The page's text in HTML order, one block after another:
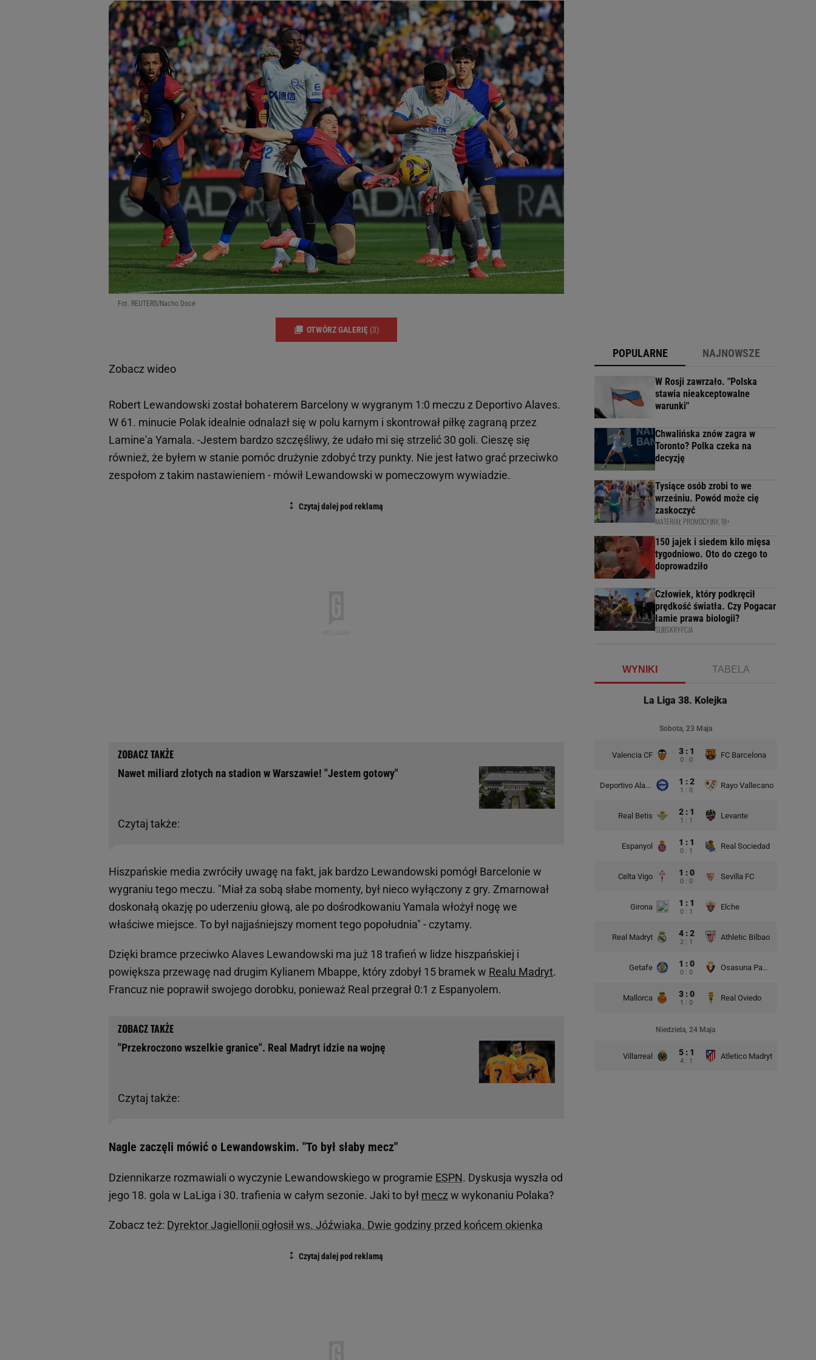
Fot. REUTERS/Nacho Doce
OTWÓRZ GALERIĘ (3)
Zobacz wideo
Robert Lewandowski został bohaterem Barcelony w wygranym 1:0 meczu z Deportivo Alaves.
W 61. minucie Polak idealnie odnalazł się w polu karnym i skontrował piłkę zagraną przez
Lamine'a Yamala. -Jestem bardzo szczęśliwy, że udało mi się strzelić 30 goli. Cieszę się
również, że byłem w stanie pomóc drużynie zdobyć trzy punkty. Nie jest łatwo grać przeciwko
zespołom z takim nastawieniem - mówił Lewandowski w pomeczowym wywiadzie.
Czytaj także:
Nawet miliard złotych na stadion w Warszawie! "Jestem gotowy"
Hiszpańskie media zwróciły uwagę na fakt, jak bardzo Lewandowski pomógł Barcelonie w
wygraniu tego meczu. "Miał za sobą słabe momenty, był nieco wyłączony z gry. Zmarnował
doskonałą okazję po uderzeniu głową, ale po dośrodkowaniu Yamala włożył nogę we
właściwe miejsce. To był najjaśniejszy moment tego popołudnia" - czytamy.
Dzięki bramce przeciwko Alaves Lewandowski ma już 18 trafień w lidze hiszpańskiej i
powiększa przewagę nad drugim Kylianem Mbappe, który zdobył 15 bramek w Realu Madryt.
Francuz nie poprawił swojego dorobku, ponieważ Real przegrał 0:1 z Espanyolem.
Czytaj także:
"Przekroczono wszelkie granice". Real Madryt idzie na wojnę
Nagle zaczęli mówić o Lewandowskim. "To był słaby mecz"
Dziennikarze rozmawiali o wyczynie Lewandowskiego w programie ESPN. Dyskusja wyszła od
jego 18. gola w LaLiga i 30. trafienia w całym sezonie. Jaki to był meczw wykonaniu Polaka?
Zobacz też: Dyrektor Jagiellonii ogłosił ws. Jóźwiaka. Dwie godziny przed końcem okienka
POPULARNE NAJNOWSZE
W Rosji zawrzało. "Polska
stawia nieakceptowalne
warunki"
Chwalińska znów zagra w
Toronto? Polka czeka na
decyzję
Tysiące osób zrobi to we
wrześniu. Powód może cię
zaskoczyć
MATERIAŁ PROMOCYJNY, 18+
150 jajek i siedem kilo mięsa
tygodniowo. Oto do czego to
doprowadziło
Człowiek, który podkręcił
prędkość światła. Czy Pogacar
łamie prawa biologii?
SUBSKRYPCJA
WYNIKI TABELA
La Liga 38. Kolejka
Sobota, 23 Maja
Valencia CF 3 : 1
0 : 0
FC Barcelona
Deportivo Alaves 1 : 2
1 : 0
Rayo Vallecano
Real Betis 2 : 1
1 : 1
Levante
Espanyol 1 : 1
0 : 1
Real Sociedad
Celta Vigo 1 : 0
0 : 0
Sevilla FC
Girona 1 : 1
0 : 1
Elche
Real Madryt 4 : 2
2 : 1
Athletic Bilbao
Getafe 1 : 0
0 : 0
Osasuna Pampeluna
Mallorca 3 : 0
1 : 0
Real Oviedo
Niedziela, 24 Maja
Villarreal 5 : 1
4 : 1
Atletico Madryt